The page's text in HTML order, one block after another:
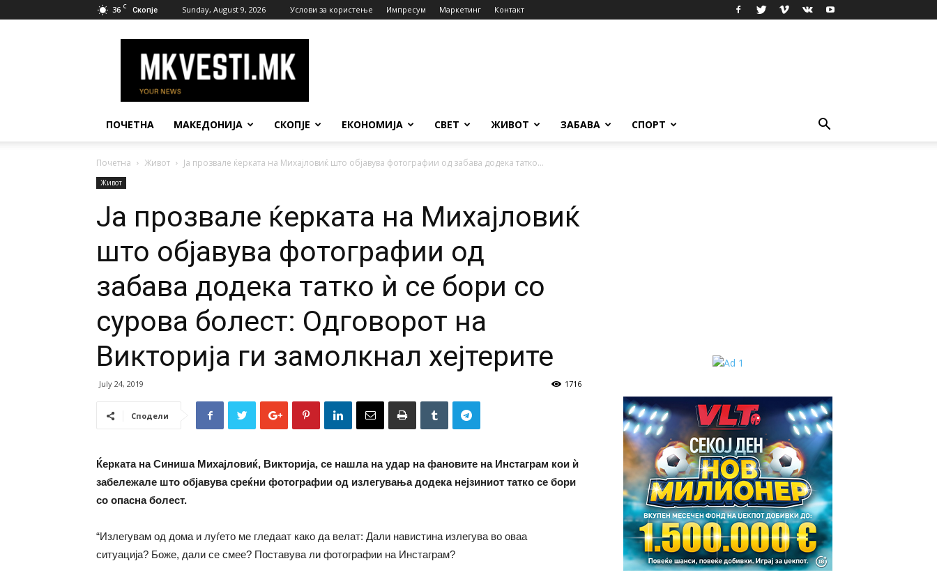
36 C Скопје Sunday, August 9, 2026 Услови за користење Импресум Маркетинг Контакт
Вести
ПОЧЕТНА МАКЕДОНИЈА СКОПЈЕ ЕКОНОМИЈА СВЕТ ЖИВОТ ЗАБАВА СПОРТ
Почетна Живот Ја прозвале ќерката на Михајловиќ што објавува фотографии од забава додека татко...
Живот
Ја прозвале ќерката на Михајловиќ
што објавува фотографии од
забава додека татко ѝ се бори со
сурова болест: Одговорот на
Викторија ги замолкнал хејтерите
July 24, 2019 1716
Сподели
Ќерката на Синиша Михајловиќ, Викторија, се нашла на удар на фановите на Инстаграм кои ѝ
забележале што објавува среќни фотографии од излегувања додека нејзиниот татко се бори
со опасна болест.
“Излегувам од дома и луѓето ме гледаат како да велат: Дали навистина излегува во оваа
ситуација? Боже, дали се смее? Поставува ли фотографии на Инстаграм?